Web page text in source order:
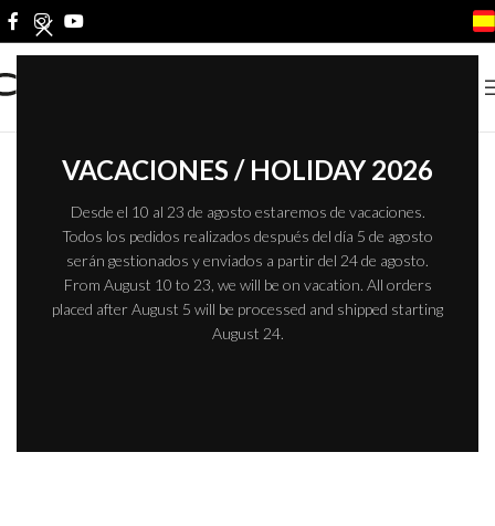
VACACIONES / HOLIDAY 2026
Desde el 10 al 23 de agosto estaremos de vacaciones.
Todos los pedidos realizados después del día 5 de agosto
serán gestionados y enviados a partir del 24 de agosto.
From August 10 to 23, we will be on vacation. All orders
placed after August 5 will be processed and shipped starting
August 24.
Inicio/Productos etiquetados “METALLIC Sealer”